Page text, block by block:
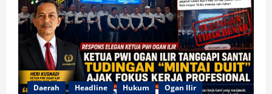
Daerah Headline Hukum
Ogan Ilir